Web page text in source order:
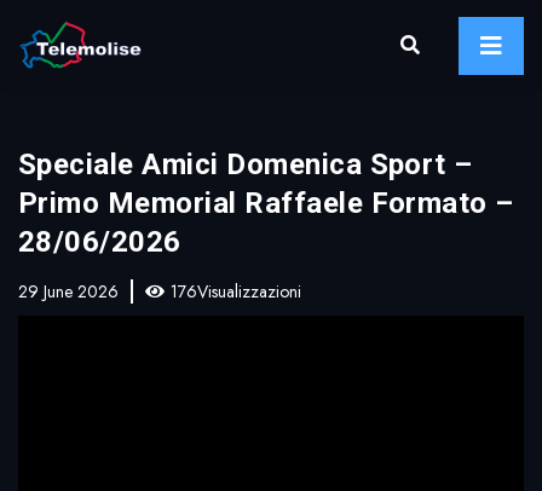
Speciale Amici Domenica Sport –
Primo Memorial Raffaele Formato –
28/06/2026
29 June 2026 176Visualizzazioni